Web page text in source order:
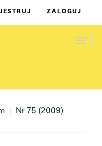
ZALOGUJ
Nr 75 (2009)